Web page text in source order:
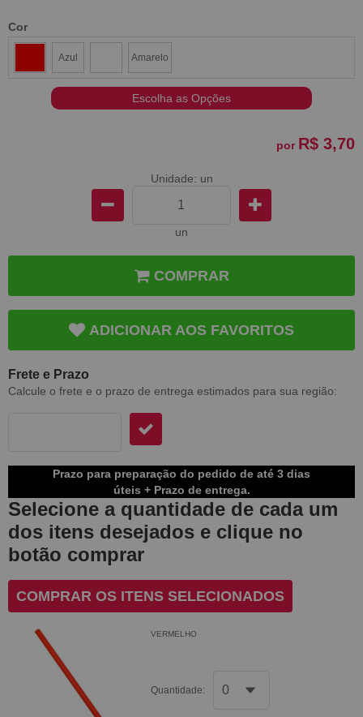
Cor
Azul Amarelo
Escolha as Opções
por R$ 3,70
Unidade: un
un
COMPRAR
ADICIONAR AOS FAVORITOS
Frete e Prazo
Calcule o frete e o prazo de entrega estimados para sua região:
Prazo para preparação do pedido de até 3 dias
úteis + Prazo de entrega.
Selecione a quantidade de cada um
dos itens desejados e clique no
botão comprar
COMPRAR OS ITENS SELECIONADOS
VERMELHO
Quantidade: